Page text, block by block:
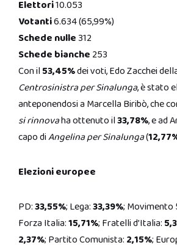
Elettori10.053
Votanti6.634 (65,99%)
Schede nulle312
Schede bianche 253
Con il 53,45%dei voti, Edo Zacchei
Centrosinistra per Sinalunga, è stato
anteponendosi a Marcella Biribò, che
si rinnovaha ottenuto il33,78%, e ad
capo diAngelina per Sinalunga(
Elezioni europee
PD:33,55%; Lega:33,39%; Movimento
Forza Italia:15,71%; Fratelli d’Italia:
2,37%; Partito Comunista: 2,15%;